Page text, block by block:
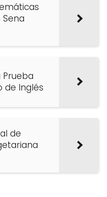
Prueba
de Inglés
de